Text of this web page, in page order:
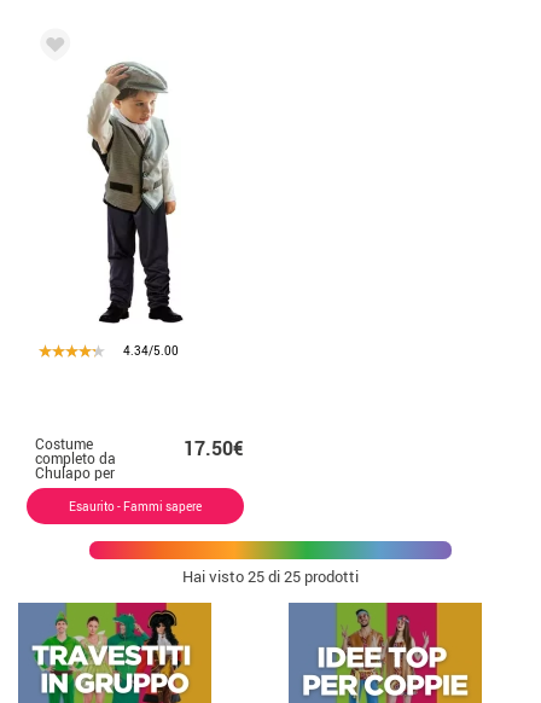
4.34/5.00
Costume
completo da
Chulapo per
bambino
17.50€
Esaurito - Fammi sapere
Hai visto25di 25 prodotti